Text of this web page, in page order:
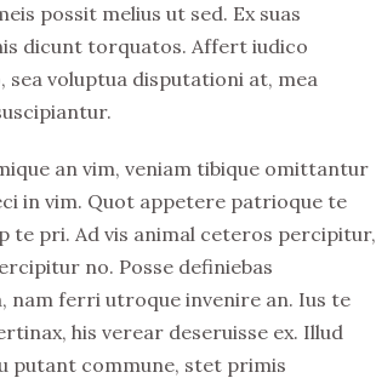
possit melius ut sed. Ex suas
dicunt torquatos. Affert iudico
sea voluptua disputationi at, mea
an vim, veniam tibique omittantur
in vim. Quot appetere patrioque te
te pri. Ad vis animal ceteros percipitur,
no. Posse definiebas
nam ferri utroque invenire an. Ius te
his verear deseruisse ex. Illud
putant commune, stet primis